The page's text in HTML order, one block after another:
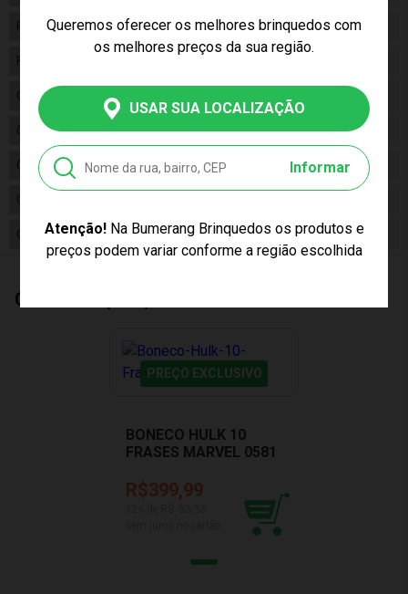
Queremos oferecer os melhores brinquedos com
os melhores preços da sua região.
USAR SUA LOCALIZAÇÃO
Informar
Atenção!Na Bumerang Brinquedos os produtos e
preços podem variar conforme a região escolhida
Personagem Hulk
Fabricante
Código
Código de Barras 7899347612037
Composição Plástico, Vinil
Conteúdo da Embalagem
Cor Produto Verde
Quem Comprou, Também Levou
PREÇO EXCLUSIVO
BONECO HULK 10
FRASES MARVEL 0581
R$399,99